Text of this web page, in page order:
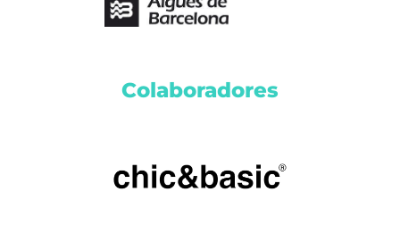
Colaboradores